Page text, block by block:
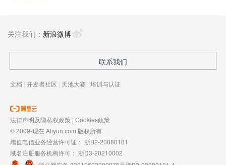
关注我们： 新浪微博
联系我们
文档 | 开发者社区 | 天池大赛 | 培训与认证
法律声明及隐私权政策 | Cookies政策
© 2009-现在 Aliyun.com 版权所有
增值电信业务经营许可证： 浙B2-20080101
域名注册服务机构许可： 浙D3-20210002